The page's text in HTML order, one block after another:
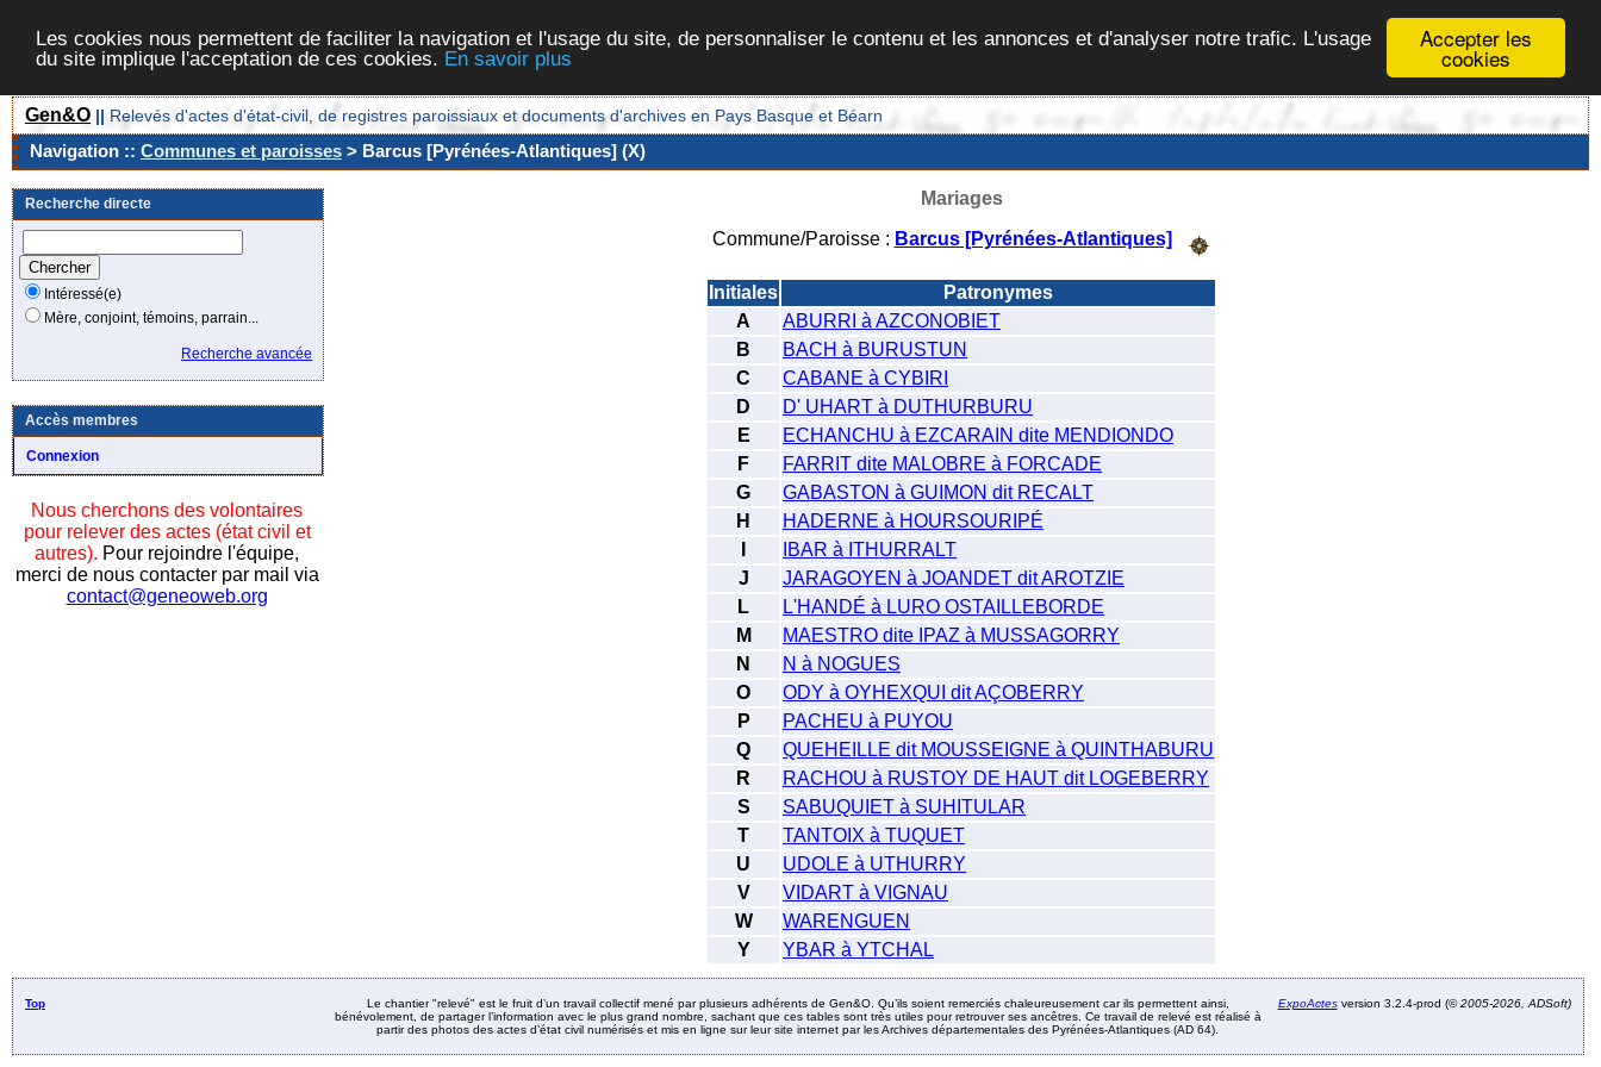
Accepter les
cookies
Les cookies nous permettent de faciliter la navigation et l'usage du site, de personnaliser le contenu et les annonces et d'analyser notre trafic. L'usage
du site implique l'acceptation de ces cookies. En savoir plus
Gen&O || Relevés d'actes d'état-civil, de registres paroissiaux et documents d'archives en Pays Basque et Béarn
Navigation :: Communes et paroisses > Barcus [Pyrénées-Atlantiques] (X)
Recherche directe
Intéressé(e)
Mère, conjoint, témoins, parrain...
Recherche avancée
Accès membres
Connexion
Nous cherchons des volontaires
pour relever des actes (état civil et
autres). Pour rejoindre l'équipe,
merci de nous contacter par mail via
contact@geneoweb.org
Mariages
Commune/Paroisse : Barcus [Pyrénées-Atlantiques]
Initiales
Patronymes
A
ABURRI à AZCONOBIET
B
BACH à BURUSTUN
C
CABANE à CYBIRI
D
D' UHART à DUTHURBURU
E
ECHANCHU à EZCARAIN dite MENDIONDO
F
FARRIT dite MALOBRE à FORCADE
G
GABASTON à GUIMON dit RECALT
H
HADERNE à HOURSOURIPÉ
IBAR à ITHURRALT
J
JARAGOYEN à JOANDET dit AROTZIE
L
L'HANDÉ à LURO OSTAILLEBORDE
M
MAESTRO dite IPAZ à MUSSAGORRY
N
N à NOGUES
O
ODY à OYHEXQUI dit AÇOBERRY
P
PACHEU à PUYOU
Q
QUEHEILLE dit MOUSSEIGNE à QUINTHABURU
R
RACHOU à RUSTOY DE HAUT dit LOGEBERRY
S
SABUQUIET à SUHITULAR
T
TANTOIX à TUQUET
U
UDOLE à UTHURRY
V
VIDART à VIGNAU
W
WARENGUEN
Y
YBAR à YTCHAL
Top
Le chantier "relevé" est le fruit d’un travail collectif mené par plusieurs adhérents de Gen&O. Qu’ils soient remerciés chaleureusement car ils permettent ainsi,
bénévolement, de partager l’information avec le plus grand nombre, sachant que ces tables sont très utiles pour retrouver ses ancêtres. Ce travail de relevé est réalisé à
partir des photos des actes d’état civil numérisés et mis en ligne sur leur site internet par les Archives départementales des Pyrénées-Atlantiques (AD 64).
ExpoActesversion 3.2.4-prod (©2005-2026, ADSoft)